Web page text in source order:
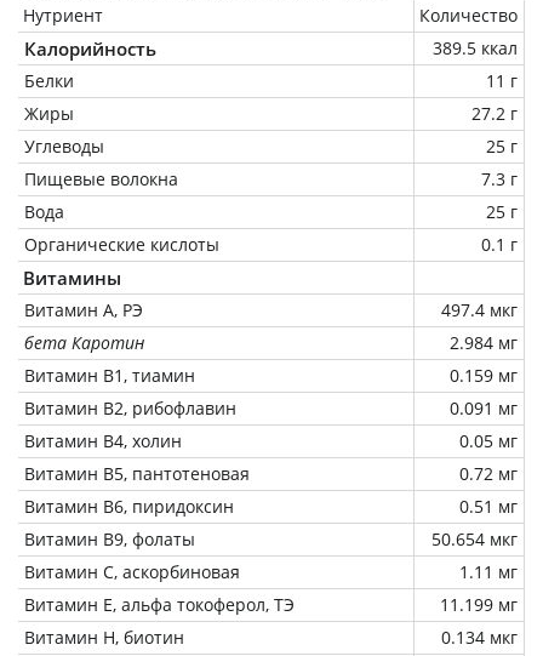
Нутриент
Количество
Калорийность
389.5 ккал
Белки
11 г
Жиры
27.2 г
Углеводы
25 г
Пищевые волокна
7.3 г
Вода
25 г
Органические кислоты
0.1 г
Витамины
Витамин А, РЭ
497.4 мкг
бета Каротин
2.984 мг
Витамин В1, тиамин
0.159 мг
Витамин В2, рибофлавин
0.091 мг
Витамин В4, холин
0.05 мг
Витамин В5, пантотеновая
0.72 мг
Витамин В6, пиридоксин
0.51 мг
Витамин В9, фолаты
50.654 мкг
Витамин C, аскорбиновая
1.11 мг
Витамин Е, альфа токоферол, ТЭ
11.199 мг
Витамин Н, биотин
0.134 мкг